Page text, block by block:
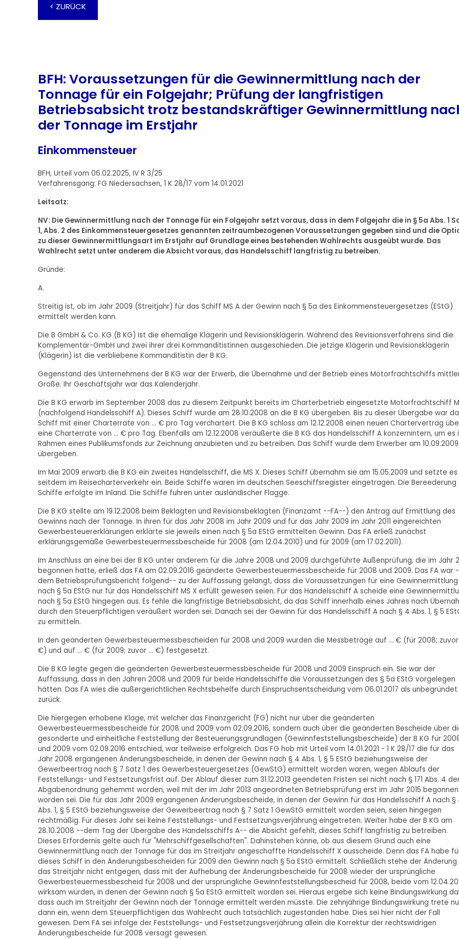
< ZURÜCK
BFH: Voraussetzungen für die Gewinnermittlung nach der
Tonnage für ein Folgejahr; Prüfung der langfristigen
Betriebsabsicht trotz bestandskräftiger Gewinnermittlung
der Tonnage im Erstjahr
Einkommensteuer
BFH, Urteil vom 06.02.2025, IV R 3/25
Verfahrensgang: FG Niedersachsen, 1 K 28/17 vom 14.01.2021
Leitsatz:
NV: Die Gewinnermittlung nach der Tonnage für ein Folgejahr setzt voraus, dass in dem Folgejahr die in § 5a Abs. 1
1, Abs. 2 des Einkommensteuergesetzes genannten zeitraumbezogenen Voraussetzungen gegeben sind und die
zu dieser Gewinnermittlungsart im Erstjahr auf Grundlage eines bestehenden Wahlrechts ausgeübt wurde. Das
Wahlrecht setzt unter anderem die Absicht voraus, das Handelsschiff langfristig zu betreiben.
Gründe:
A.
Streitig ist, ob im Jahr 2009 (Streitjahr) für das Schiff MS A der Gewinn nach § 5a des Einkommensteuergesetzes (EStG)
ermittelt werden kann.
Die B GmbH & Co. KG (B KG) ist die ehemalige Klägerin und Revisionsklägerin. Während des Revisionsverfahrens sind die
Komplementär-GmbH und zwei ihrer drei Kommanditistinnen ausgeschieden. Die jetzige Klägerin und Revisionsklägerin
(Klägerin) ist die verbliebene Kommanditistin der B KG.
Gegenstand des Unternehmens der B KG war der Erwerb, die Übernahme und der Betrieb eines Motorfrachtschiffs
Größe. Ihr Geschäftsjahr war das Kalenderjahr.
Die B KG erwarb im September 2008 das zu diesem Zeitpunkt bereits im Charterbetrieb eingesetzte Motorfrachtschiff
(nachfolgend Handelsschiff A). Dieses Schiff wurde am 28.10.2008 an die B KG übergeben. Bis zu dieser Übergabe war
Schiff mit einer Charterrate von ... € pro Tag verchartert. Die B KG schloss am 12.12.2008 einen neuen Chartervertrag
eine Charterrate von ... € pro Tag. Ebenfalls am 12.12.2008 veräußerte die B KG das Handelsschiff A konzernintern, um es
Rahmen eines Publikumsfonds zur Zeichnung anzubieten und zu betreiben. Das Schiff wurde dem Erwerber am 10.09.2009
übergeben.
Im Mai 2009 erwarb die B KG ein zweites Handelsschiff, die MS X. Dieses Schiff übernahm sie am 15.05.2009 und setzte es
seitdem im Reisecharterverkehr ein. Beide Schiffe waren im deutschen Seeschiffsregister eingetragen. Die Bereederung
Schiffe erfolgte im Inland. Die Schiffe fuhren unter ausländischer Flagge.
Die B KG stellte am 19.12.2008 beim Beklagten und Revisionsbeklagten (Finanzamt --FA--) den Antrag auf Ermittlung des
Gewinns nach der Tonnage. In ihren für das Jahr 2008 im Jahr 2009 und für das Jahr 2009 im Jahr 2011 eingereichten
Gewerbesteuererklärungen erklärte sie jeweils einen nach § 5a EStG ermittelten Gewinn. Das FA erließ zunächst
erklärungsgemäße Gewerbesteuermessbescheide für 2008 (am 12.04.2010) und für 2009 (am 17.02.2011).
Im Anschluss an eine bei der B KG unter anderem für die Jahre 2008 und 2009 durchgeführte Außenprüfung, die im Jahr
begonnen hatte, erließ das FA am 02.09.2016 geänderte Gewerbesteuermessbescheide für 2008 und 2009. Das FA war
dem Betriebsprüfungsbericht folgend-- zu der Auffassung gelangt, dass die Voraussetzungen für eine Gewinnermittlung
nach § 5a EStG nur für das Handelsschiff MS X erfüllt gewesen seien. Für das Handelsschiff A scheide eine
nach § 5a EStG hingegen aus. Es fehle die langfristige Betriebsabsicht, da das Schiff innerhalb eines Jahres nach
durch den Steuerpflichtigen veräußert worden sei. Danach sei der Gewinn für das Handelsschiff A nach § 4 Abs. 1, § 5
zu ermitteln.
In den geänderten Gewerbesteuermessbescheiden für 2008 und 2009 wurden die Messbeträge auf ... € (für 2008; zuvor
€) und auf ... € (für 2009; zuvor ... €) festgesetzt.
Die B KG legte gegen die geänderten Gewerbesteuermessbescheide für 2008 und 2009 Einspruch ein. Sie war der
Auffassung, dass in den Jahren 2008 und 2009 für beide Handelsschiffe die Voraussetzungen des § 5a EStG vorgelegen
hätten. Das FA wies die außergerichtlichen Rechtsbehelfe durch Einspruchsentscheidung vom 06.01.2017 als unbegründet
zurück.
Die hiergegen erhobene Klage, mit welcher das Finanzgericht (FG) nicht nur über die geänderten
Gewerbesteuermessbescheide für 2008 und 2009 vom 02.09.2016, sondern auch über die geänderten Bescheide über
gesonderte und einheitliche Feststellung der Besteuerungsgrundlagen (Gewinnfeststellungsbescheide) der B KG für
und 2009 vom 02.09.2016 entschied, war teilweise erfolgreich. Das FG hob mit Urteil vom 14.01.2021 - 1 K 28/17 die für das
Jahr 2008 ergangenen Änderungsbescheide, in denen der Gewinn nach § 4 Abs. 1, § 5 EStG beziehungsweise der
Gewerbeertrag nach § 7 Satz 1 des Gewerbesteuergesetzes (GewStG) ermittelt worden waren, wegen Ablaufs der
Feststellungs- und Festsetzungsfrist auf. Der Ablauf dieser zum 31.12.2013 geendeten Fristen sei nicht nach § 171 Abs. 4
Abgabenordnung gehemmt worden, weil mit der im Jahr 2013 angeordneten Betriebsprüfung erst im Jahr 2015 begonnen
worden sei. Die für das Jahr 2009 ergangenen Änderungsbescheide, in denen der Gewinn für das Handelsschiff A nach §
Abs. 1, § 5 EStG beziehungsweise der Gewerbeertrag nach § 7 Satz 1 GewStG ermittelt worden seien, seien hingegen
rechtmäßig. Für dieses Jahr sei keine Feststellungs- und Festsetzungsverjährung eingetreten. Weiter habe der B KG am
28.10.2008 --dem Tag der Übergabe des Handelsschiffs A-- die Absicht gefehlt, dieses Schiff langfristig zu betreiben.
Dieses Erfordernis gelte auch für "Mehrschiffgesellschaften". Dahinstehen könne, ob aus diesem Grund auch eine
Gewinnermittlung nach der Tonnage für das im Streitjahr angeschaffte Handelsschiff X ausscheide. Denn das FA habe
dieses Schiff in den Änderungsbescheiden für 2009 den Gewinn nach § 5a EStG ermittelt. Schließlich stehe der
das Streitjahr nicht entgegen, dass mit der Aufhebung der Änderungsbescheide für 2008 wieder der ursprüngliche
Gewerbesteuermessbescheid für 2008 und der ursprüngliche Gewinnfeststellungsbescheid für 2008, beide vom
wirksam würden, in denen der Gewinn nach § 5a EStG ermittelt worden sei. Hieraus ergebe sich keine Bindungswirkung
dass auch im Streitjahr der Gewinn nach der Tonnage ermittelt werden müsste. Die zehnjährige Bindungswirkung trete
dann ein, wenn dem Steuerpflichtigen das Wahlrecht auch tatsächlich zugestanden habe. Dies sei hier nicht der Fall
gewesen. Dem FA sei infolge der Feststellungs- und Festsetzungsverjährung allein die Korrektur der rechtswidrigen
Änderungsbescheide für 2008 versagt gewesen.